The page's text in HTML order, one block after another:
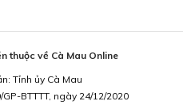
thuộc về Cà Mau Online
Tỉnh ủy Cà Mau
BTTTT, ngày 24/12/2020